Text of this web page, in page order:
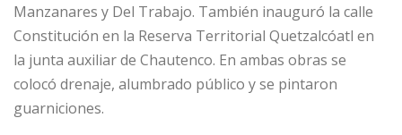
Manzanares y Del Trabajo. También inauguró la calle
Constitución en la Reserva Territorial Quetzalcóatl en
la junta auxiliar de Chautenco. En ambas obras se
colocó drenaje, alumbrado público y se pintaron
guarniciones.